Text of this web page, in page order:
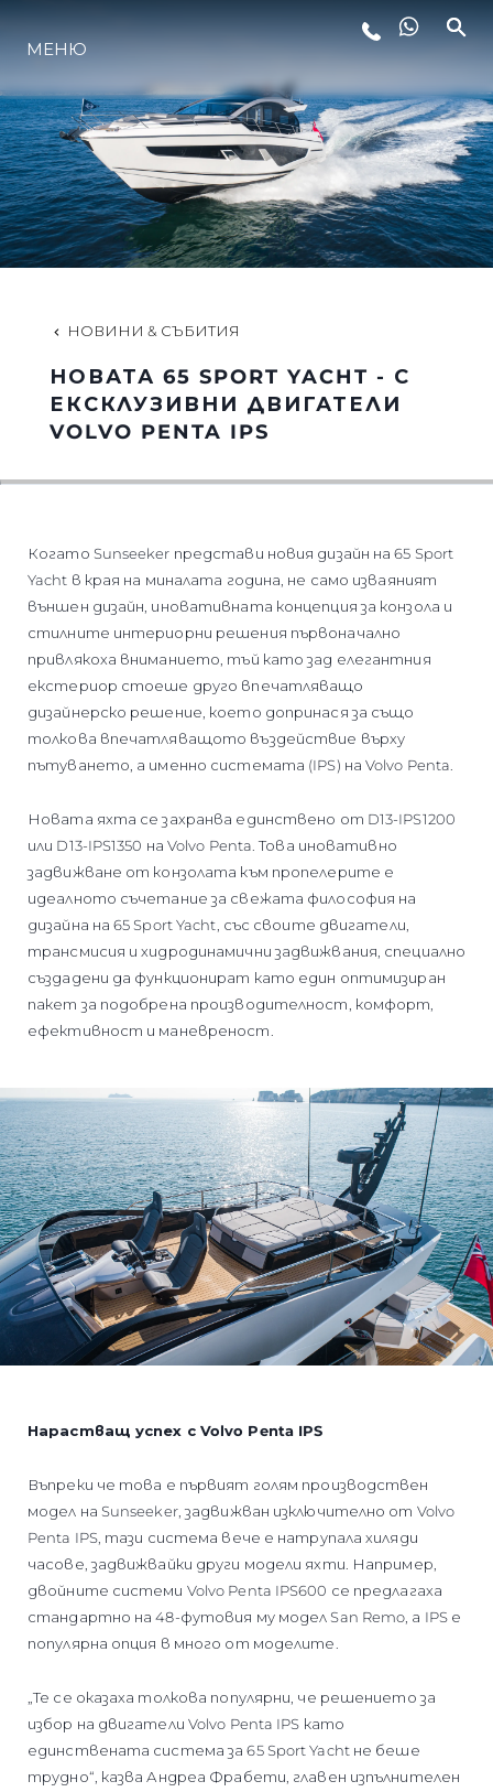
ЛАЙФСТАЙЛ
ИНОВАЦИЯ
КОМПАНИЯТА
ЕКИПЪТ
НАСЛЕДСТВО
ОЦЕНЕТЕ ВАШАТА ЯХТА
МЕНЮ
НОВИНИ & СЪБИТИЯ
НОВАТА 65 SPORT YACHT - С
ЕКСКЛУЗИВНИ ДВИГАТЕЛИ
VOLVO PENTA IPS
Когато Sunseeker представи новия дизайн на 65 Sport
Yacht в края на миналата година, не само изваяният
външен дизайн, иновативната концепция за конзола и
стилните интериорни решения първоначално
привлякоха вниманието, тъй като зад елегантния
екстериор стоеше друго впечатляващо
дизайнерско решение, което допринася за също
толкова впечатляващото въздействие върху
пътуването, а именно системата (IPS) на Volvo Penta.
Новата яхта се захранва единствено от D13-IPS1200
или D13-IPS1350 на Volvo Penta. Това иновативно
задвижване от конзолата към пропелерите е
идеалното съчетание за свежата философия на
дизайна на 65 Sport Yacht, със своите двигатели,
трансмисия и хидродинамични задвижвания, специално
създадени да функционират като един оптимизиран
пакет за подобрена производителност, комфорт,
ефективност и маневреност.
Нарастващ успех с Volvo Penta IPS
Въпреки че това е първият голям производствен
модел на Sunseeker, задвижван изключително от Volvo
Penta IPS, тази система вече е натрупала хиляди
часове, задвижвайки други модели яхти. Например,
двойните системи Volvo Penta IPS600 се предлагаха
стандартно на 48-футовия му модел San Remo, а IPS е
популярна опция в много от моделите.
„Те се оказаха толкова популярни, че решението за
избор на двигатели Volvo Penta IPS като
единствената система за 65 Sport Yacht не беше
трудно“, казва Андреа Фрабети, главен изпълнителен